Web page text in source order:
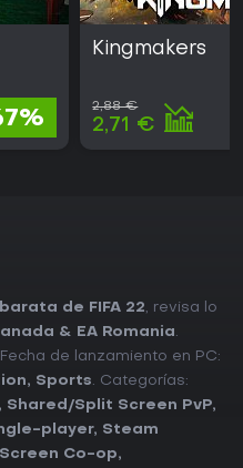
Kingmakers
2,88 €
2,71 €
de FIFA 22, revisa lo
& EA Romania.
Fecha de lanzamiento en PC:
, Sports. Categorías:
, Shared/Split Screen PvP,
player, Steam
Co-op,